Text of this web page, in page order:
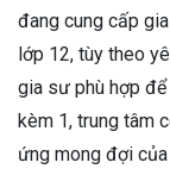
đang cung cấp
lớp 12, tùy theo
gia sư phù hợp
kèm 1, trung tâm
ứng mong đợi